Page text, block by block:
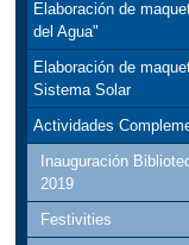
Elaboración de
del Agua"
Elaboración de
Sistema Solar
Actividades
Inauguración
2019
Festivities